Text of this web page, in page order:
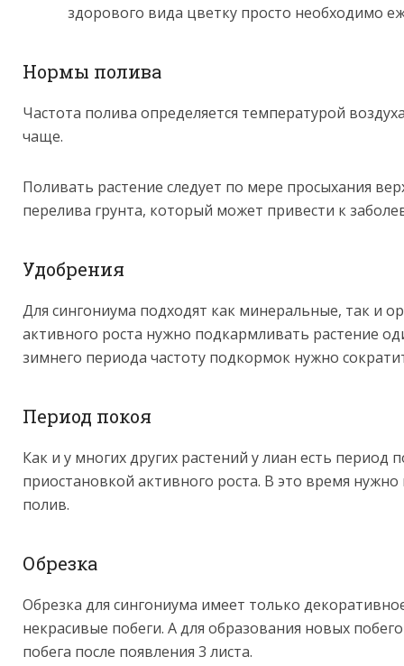
здорового вида цветку просто необходимо
Нормы полива
Частота полива определяется температурой
чаще.
Поливать растение следует по мере просыхания
перелива грунта, который может привести к
Удобрения
Для сингониума подходят как минеральные, так и
активного роста нужно подкармливать растение
зимнего периода частоту подкормок нужно
Период покоя
Как и у многих других растений у лиан есть период
приостановкой активного роста. В это время
полив.
Обрезка
Обрезка для сингониума имеет только
некрасивые побеги. А для образования новых
побега после появления 3 листа.